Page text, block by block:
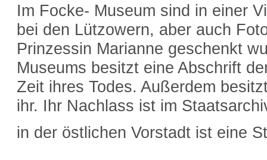
Im Focke- Museum sind in einer
bei den Lützowern, aber auch
Prinzessin Marianne geschenkt
Museums besitzt eine Abschrift
Zeit ihres Todes. Außerdem
ihr. Ihr Nachlass ist im
in der östlichen Vorstadt ist eine